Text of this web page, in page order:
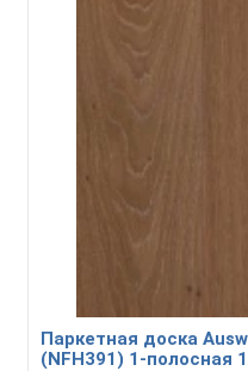
Паркетная доска
(NFH391) 1-полосная